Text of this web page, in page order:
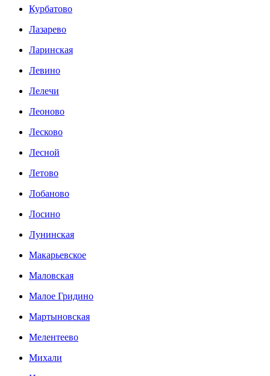
Курбатово
Лазарево
Ларинская
Левино
Лелечи
Леоново
Лесково
Лесной
Летово
Лобаново
Лосино
Лунинская
Макарьевское
Маловская
Малое Гридино
Мартыновская
Мелентеево
Михали